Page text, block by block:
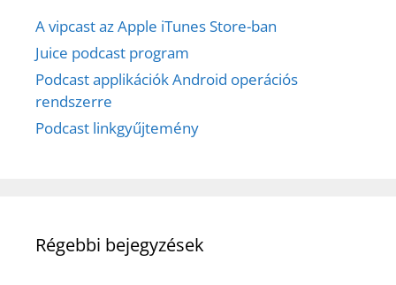
A vipcast az Apple iTunes Store-ban
Juice podcast program
Podcast applikációk Android operációs
rendszerre
Podcast linkgyűjtemény
Régebbi bejegyzések